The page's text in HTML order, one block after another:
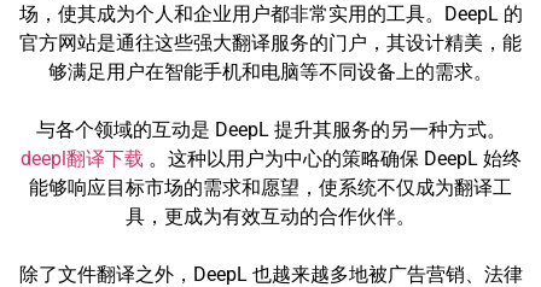
场，使其成为个人和企业用户都非常实用的工具。DeepL 的
官方网站是通往这些强大翻译服务的门户，其设计精美，能
够满足用户在智能手机和电脑等不同设备上的需求。
与各个领域的互动是 DeepL 提升其服务的另一种方式。
deepl翻译下载 。这种以用户为中心的策略确保 DeepL 始终
能够响应目标市场的需求和愿望，使系统不仅成为翻译工
具，更成为有效互动的合作伙伴。
除了文件翻译之外，DeepL 也越来越多地被广告营销、法律